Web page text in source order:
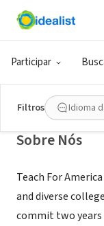
Participar
Filtros Idioma
ONG (SETOR
Teach For
Sobre Nós
Teach For
and diverse
commit two years